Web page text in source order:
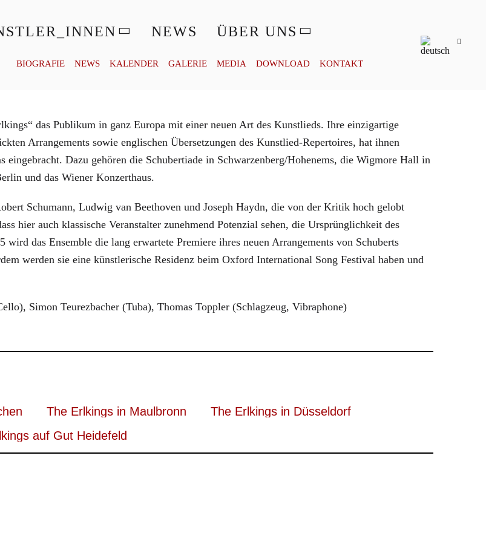
NEWS ÜBER UNS
BIOGRAFIE NEWS KALENDER GALERIE MEDIA DOWNLOAD KONTAKT
das Publikum in ganz Europa mit einer neuen Art des Kunstlieds. Ihre einzigartige
Arrangements sowie englischen Übersetzungen des Kunstlied-Repertoires, hat ihnen
Dazu gehören die Schubertiade in Schwarzenberg/Hohenems, die Wigmore Hall in
und das Wiener Konzerthaus.
Schumann, Ludwig van Beethoven und Joseph Haydn, die von der Kritik hoch gelobt
hier auch klassische Veranstalter zunehmend Potenzial sehen, die Ursprünglichkeit des
das Ensemble die lang erwartete Premiere ihres neuen Arrangements von Schuberts
werden sie eine künstlerische Residenz beim Oxford International Song Festival haben und
Simon Teurezbacher (Tuba), Thomas Toppler (Schlagzeug, Vibraphone)
The Erlkings in Maulbronn
The Erlkings in Düsseldorf
auf Gut Heidefeld